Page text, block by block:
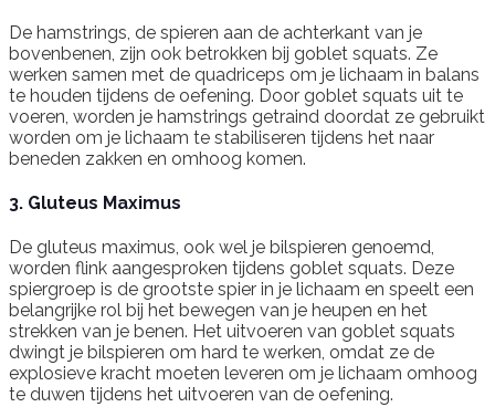
De hamstrings, de spieren aan de achterkant van je
bovenbenen, zijn ook betrokken bij goblet squats. Ze
werken samen met de quadriceps om je lichaam in balans
te houden tijdens de oefening. Door goblet squats uit te
voeren, worden je hamstrings getraind doordat ze gebruikt
worden om je lichaam te stabiliseren tijdens het naar
beneden zakken en omhoog komen.
3. Gluteus Maximus
De gluteus maximus, ook wel je bilspieren genoemd,
worden flink aangesproken tijdens goblet squats. Deze
spiergroep is de grootste spier in je lichaam en speelt een
belangrijke rol bij het bewegen van je heupen en het
strekken van je benen. Het uitvoeren van goblet squats
dwingt je bilspieren om hard te werken, omdat ze de
explosieve kracht moeten leveren om je lichaam omhoog
te duwen tijdens het uitvoeren van de oefening.